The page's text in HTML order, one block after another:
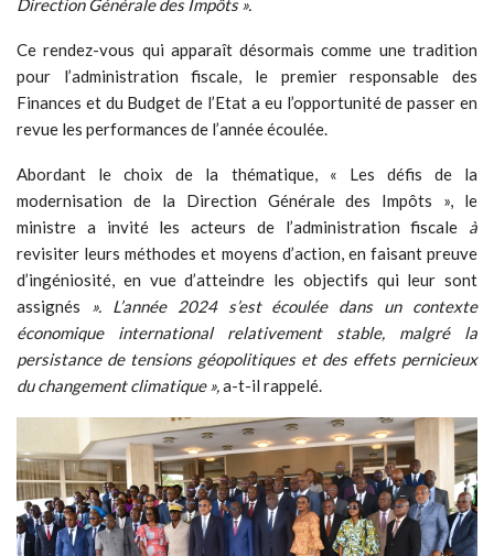
Direction Générale des Impôts ».
Ce rendez-vous qui apparaît désormais comme une tradition
pour l’administration fiscale, le premier responsable des
Finances et du Budget de l’Etat a eu l’opportunité de passer en
revue les performances de l’année écoulée.
Abordant le choix de la thématique, « Les défis de la
modernisation de la Direction Générale des Impôts », le
ministre a invité les acteurs de l’administration fiscale à
revisiter leurs méthodes et moyens d’action, en faisant preuve
d’ingéniosité, en vue d’atteindre les objectifs qui leur sont
assignés ». L’année 2024 s’est écoulée dans un contexte
économique international relativement stable, malgré la
persistance de tensions géopolitiques et des effets pernicieux
du changement climatique »,a-t-il rappelé.